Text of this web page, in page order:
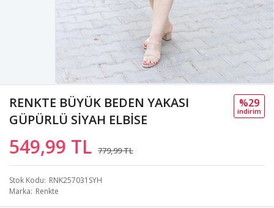
RENKTE BÜYÜK BEDEN YAKASI
GÜPÜRLÜ SİYAH ELBİSE
549,99 TL 779,99 TL
%29
i̇ndi̇ri̇m
Stok Kodu RNK257031SYH
Marka Renkte